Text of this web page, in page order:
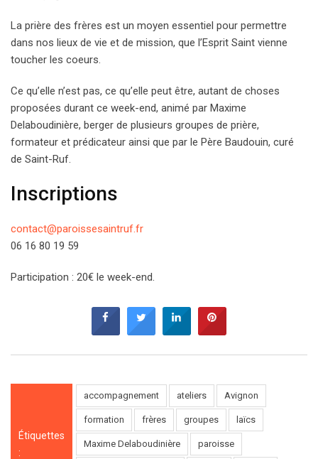
La prière des frères est un moyen essentiel pour permettre
dans nos lieux de vie et de mission, que l’Esprit Saint vienne
toucher les coeurs.
Ce qu’elle n’est pas, ce qu’elle peut être, autant de choses
proposées durant ce week-end, animé par Maxime
Delaboudinière, berger de plusieurs groupes de prière,
formateur et prédicateur ainsi que par le Père Baudouin, curé
de Saint-Ruf.
Inscriptions
contact@paroissesaintruf.fr
06 16 80 19 59
Participation : 20€ le week-end.
Étiquettes
:
accompagnement ateliers Avignon
formation frères groupes laïcs
Maxime Delaboudinière paroisse